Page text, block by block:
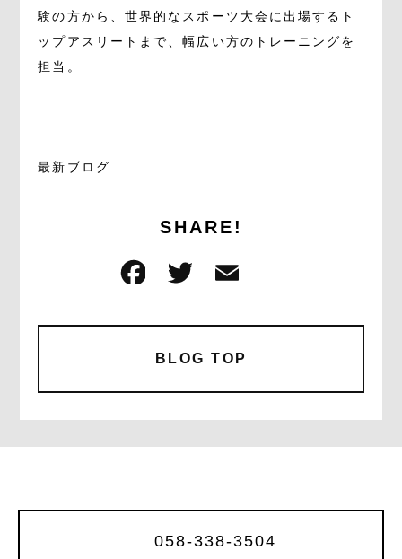
験の方から、世界的なスポーツ大会に出場するト
ップアスリートまで、幅広い方のトレーニングを
担当。
最新ブログ
SHARE!
F
c
e
b
o
o
T
it
te
r
ai
BLOG TOP
058-338-3504